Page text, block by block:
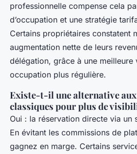
professionnelle compense cela
d’occupation et une stratégie
Certains propriétaires constatent
augmentation nette de leurs
délégation, grâce à une meilleure
occupation plus régulière.
Existe-t-il une alternative
classiques pour plus de
Oui : la réservation directe via un
En évitant les commissions de
gagnez en marge. Certains